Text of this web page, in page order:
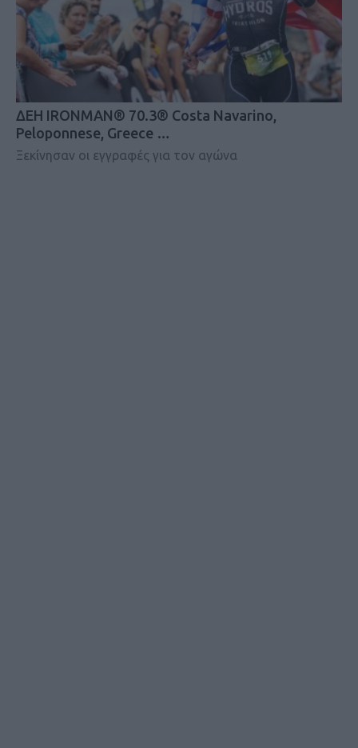
ΔΕΗ IRONMAN® 70.3® Costa Navarino,
Peloponnese, Greece …
Ξεκίνησαν οι εγγραφές για τον αγώνα